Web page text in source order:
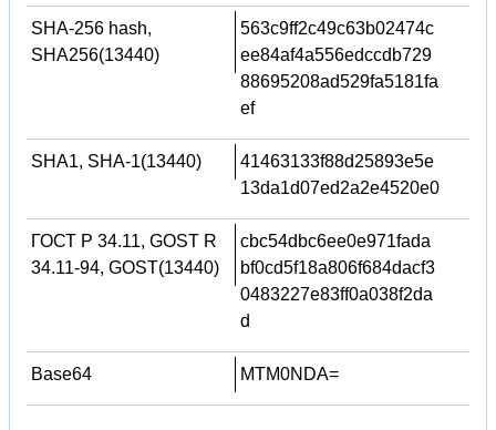
SHA-256 hash,
SHA256(13440)
563c9ff2c49c63b02474c
ee84af4a556edccdb729
88695208ad529fa5181fa
ef
SHA1, SHA-1(13440)
41463133f88d25893e5e
13da1d07ed2a2e4520e0
ГОСТ Р 34.11, GOST R
34.11-94, GOST(13440)
cbc54dbc6ee0e971fada
bf0cd5f18a806f684dacf3
0483227e83ff0a038f2da
d
Base64 MTM0NDA=